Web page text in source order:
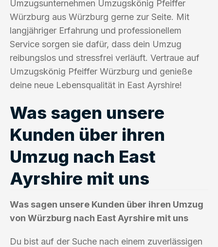
Umzugsunternehmen Umzugskönig Pfeiffer
Würzburg aus Würzburg gerne zur Seite. Mit
langjähriger Erfahrung und professionellem
Service sorgen sie dafür, dass dein Umzug
reibungslos und stressfrei verläuft. Vertraue auf
Umzugskönig Pfeiffer Würzburg und genieße
deine neue Lebensqualität in East Ayrshire!
Was sagen unsere
Kunden über ihren
Umzug nach East
Ayrshire mit uns
Was sagen unsere Kunden über ihren Umzug
von Würzburg nach East Ayrshire mit uns
Du bist auf der Suche nach einem zuverlässigen